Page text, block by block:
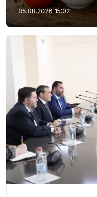
05.08.2026 15:02